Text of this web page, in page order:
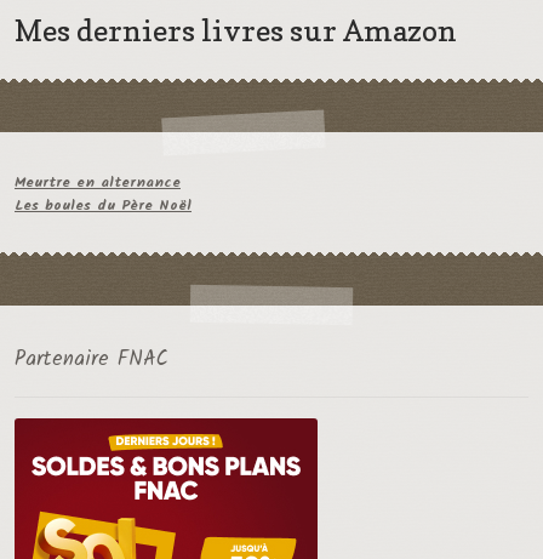
Mes derniers livres sur Amazon
Meurtre en alternance
Les boules du Père Noël
Partenaire FNAC